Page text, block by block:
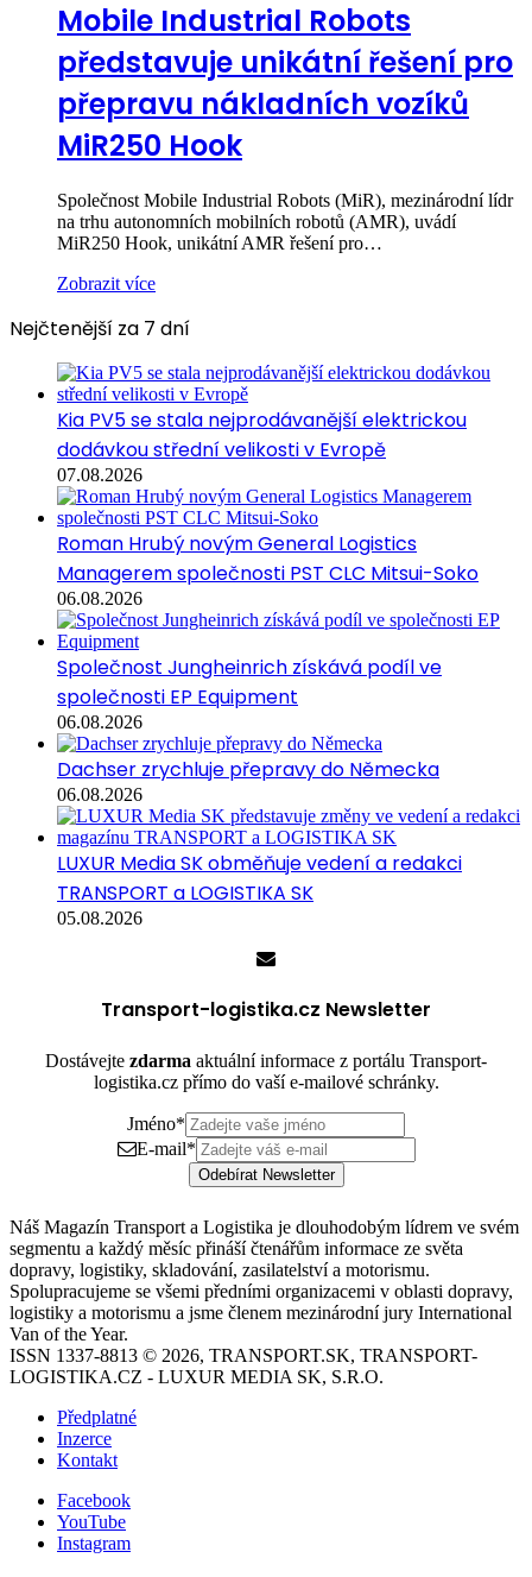
Mobile Industrial Robots
představuje unikátní řešení pro
přepravu nákladních vozíků
MiR250 Hook
Společnost Mobile Industrial Robots (MiR), mezinárodní lídr
na trhu autonomních mobilních robotů (AMR), uvádí
MiR250 Hook, unikátní AMR řešení pro…
Zobrazit více
Nejčtenější za 7 dní
Kia PV5 se stala nejprodávanější elektrickou
dodávkou střední velikosti v Evropě
07.08.2026
Roman Hrubý novým General Logistics
Managerem společnosti PST CLC Mitsui-Soko
06.08.2026
Společnost Jungheinrich získává podíl ve
společnosti EP Equipment
06.08.2026
Dachser zrychluje přepravy do Německa
06.08.2026
LUXUR Media SK obměňuje vedení a redakci
TRANSPORT a LOGISTIKA SK
05.08.2026
Transport-logistika.cz Newsletter
Dostávejte zdarma aktuální informace z portálu Transport-
logistika.cz přímo do vaší e-mailové schránky.
Jméno*
E-mail*
Odebírat Newsletter
Náš Magazín Transport a Logistika je dlouhodobým lídrem ve svém
segmentu a každý měsíc přináší čtenářům informace ze světa
dopravy, logistiky, skladování, zasilatelství a motorismu.
Spolupracujeme se všemi předními organizacemi v oblasti dopravy,
logistiky a motorismu a jsme členem mezinárodní jury International
Van of the Year.
ISSN 1337-8813 © 2026, TRANSPORT.SK, TRANSPORT-
LOGISTIKA.CZ - LUXUR MEDIA SK, S.R.O.
Předplatné
Inzerce
Kontakt
Facebook
YouTube
Instagram